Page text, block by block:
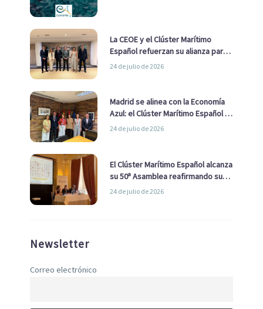
La CEOE y el Clúster Marítimo
Español refuerzan su alianza para
impulsar una estrategia Nacional
24 de julio de 2026
Madrid se alinea con la Economía
Azul: el Clúster Marítimo Español y
la Real Liga Naval avanzan alianzas
24 de julio de 2026
El Clúster Marítimo Español alcanza
su 50ª Asamblea reafirmando su
liderazgo en la Economía Azul
24 de julio de 2026
Newsletter
Correo electrónico